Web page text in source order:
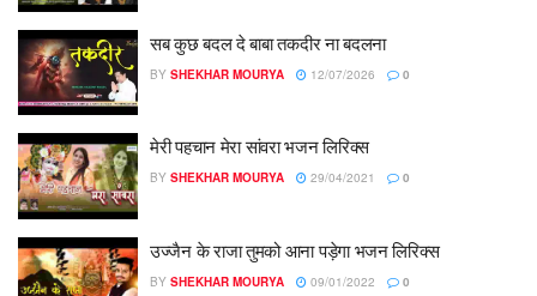
सब कुछ बदल दे बाबा तकदीर ना बदलना
BY SHEKHAR MOURYA 12/07/2026 0
मेरी पहचान मेरा सांवरा भजन लिरिक्स
BY SHEKHAR MOURYA 29/04/2021 0
उज्जैन के राजा तुमको आना पड़ेगा भजन लिरिक्स
BY SHEKHAR MOURYA 09/01/2022 0